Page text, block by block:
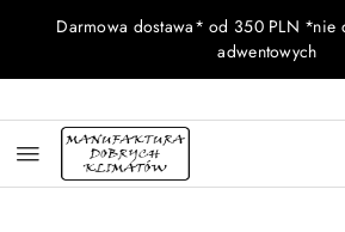
Przejdź do treści głównej
Przejdź do wyszukiwarki
Przejdź do moje konto
Przejdź do menu głównego
Przejdź do opisu produktu
Przejdź do stopki
Darmowa dostawa* od 350 PLN *nie
adwentowych